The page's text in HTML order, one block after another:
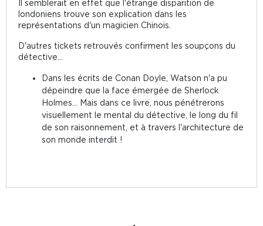
Il semblerait en effet que l'étrange disparition de
londoniens trouve son explication dans les
représentations d'un magicien Chinois.
D'autres tickets retrouvés confirment les soupçons du
détective...
Dans les écrits de Conan Doyle, Watson n'a pu
dépeindre que la face émergée de Sherlock
Holmes... Mais dans ce livre, nous pénétrerons
visuellement le mental du détective, le long du fil
de son raisonnement, et à travers l'architecture de
son monde interdit !